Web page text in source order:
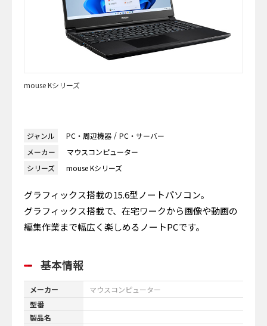
mouse Kシリーズ
ジャンル PC・周辺機器
PC・サーバー
メーカー
マウスコンピューター
シリーズ
mouse Kシリーズ
グラフィックス搭載の15.6型ノートパソコン。
グラフィックス搭載で、在宅ワークから画像や動画の
編集作業まで幅広く楽しめるノートPCです。
基本情報
メーカー
マウスコンピューター
型番
製品名